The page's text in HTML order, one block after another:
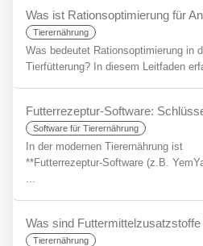
Was ist Rationsoptimierung für
Tierernährung
Was bedeutet Rationsoptimierung in
Tierfütterung? In diesem Leitfaden
Software für Tierernährung
In der modernen Tierernährung ist
**Futterrezeptur-Software (z.B.
...
Tierernährung